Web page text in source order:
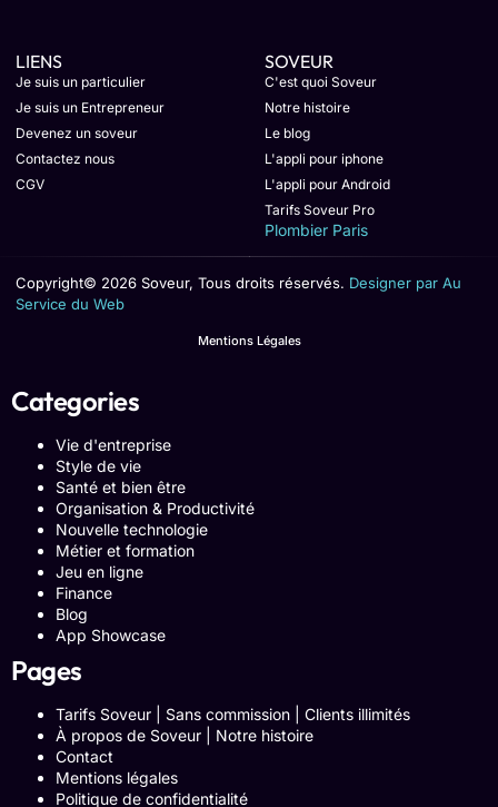
LIENS
Je suis un particulier
Je suis un Entrepreneur
Devenez un soveur
Contactez nous
CGV
SOVEUR
C'est quoi Soveur
Notre histoire
Le blog
L'appli pour iphone
L'appli pour Android
Tarifs Soveur Pro
Plombier Paris
Copyright© 2026 Soveur, Tous droits réservés. Designer par Au
Service du Web
Mentions Légales
Categories
Vie d'entreprise
Style de vie
Santé et bien être
Organisation & Productivité
Nouvelle technologie
Métier et formation
Jeu en ligne
Finance
Blog
App Showcase
Pages
Tarifs Soveur | Sans commission | Clients illimités
À propos de Soveur | Notre histoire
Contact
Mentions légales
Politique de confidentialité